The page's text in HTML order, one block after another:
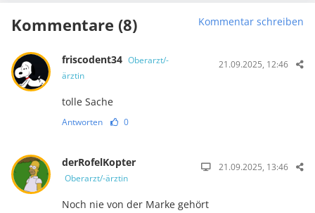
Kommentare (8) Kommentar schreiben
friscodent34 Oberarzt/-
ärztin
21.09.2025, 12:46
tolle Sache
Antworten 0
derRofelKopter
Oberarzt/-ärztin
21.09.2025, 13:46
Noch nie von der Marke gehört